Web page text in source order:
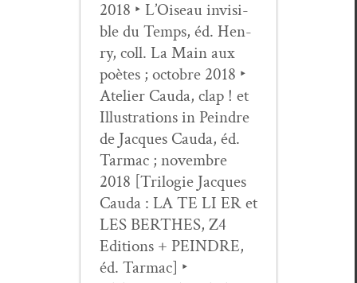
2018 ‣ L’Oiseau invis­i­
ble du Temps, éd. Hen­
ry, coll. La Main aux
poètes ; octo­bre 2018 ‣
Ate­lier Cau­da, clap ! et
Illus­tra­tions in Pein­dre
de Jacques Cau­da, éd.
Tar­mac ; novem­bre
2018 [Trilo­gie Jacques
Cau­da : LA TE LI ER et
LES BERTHES, Z4
Edi­tions + PEINDRE,
éd. Tar­mac] ‣